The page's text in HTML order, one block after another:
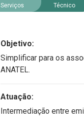
Serviços Técnico
Objetivo:
Simplificar para os
ANATEL.
Atuação:
Intermediação entre